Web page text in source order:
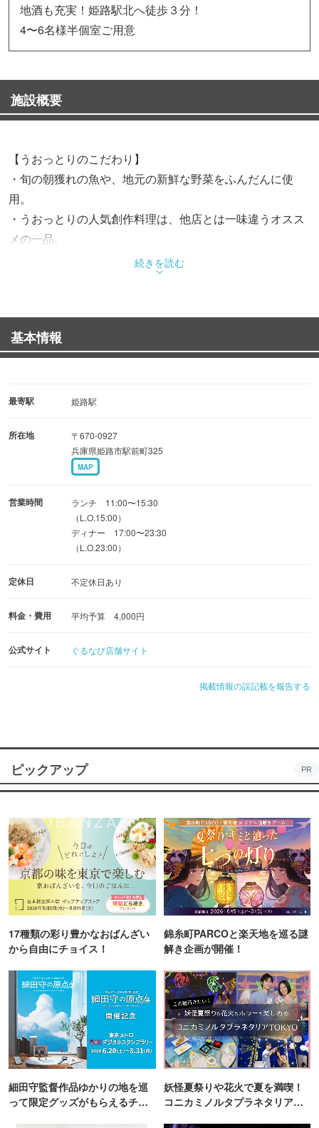
地酒も充実！姫路駅北へ徒歩３分！
4〜6名様半個室ご用意
施設概要
【うおっとりのこだわり】
・旬の朝獲れの魚や、地元の新鮮な野菜をふんだんに使
用。
・うおっとりの人気創作料理は、他店とは一味違うオスス
メの一品。
・おちついた和の雰囲気の店内で、ごゆるりとしたお時間
【全62席】
・エクストラコールドや地酒も多数取り揃えています。
・4〜6名様半個室ご用意
【播州食材・旬食材を堪能！宴会コース】
◆3,500円コース（全11品目）
◆4,000円コース
※上記各コースに＋1,900円で充実の飲み放題（全82種類）
をお付け致します。
※季節に合わせた食材での、宴会プラン。ご予算に合わせ
てのプランを組み立てることも可能です。
※JR姫路駅・ピオレ姫路より、姫路城方面へ徒歩３分
続きを読む
基本情報
最寄駅 姫路駅
所在地
〒670-0927
兵庫県姫路市駅前町325
MAP
営業時間
ランチ 11:00〜15:30
（L.O.15:00）
ディナー 17:00〜23:30
（L.O.23:00）
定休日 不定休日あり
料金・費用 平均予算 4,000円
公式サイト ぐるなび店舗サイト
掲載情報の誤記載を報告する
ピックアップ PR
17種類の彩り豊かなおばんざい
から自由にチョイス！
錦糸町PARCOと楽天地を巡る謎
解き企画が開催！
細田守監督作品ゆかりの地を巡
って限定グッズがもらえるチャ
妖怪夏祭りや花火で夏を満喫！
コニカミノルタプラネタリア